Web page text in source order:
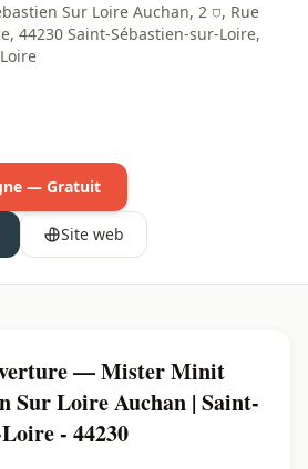
Sur Loire Auchan, 2 ⛉, Rue
44230 Saint-Sébastien-sur-Loire,
— Gratuit
Site web
— Mister Minit
Sur Loire Auchan | Saint-
- 44230